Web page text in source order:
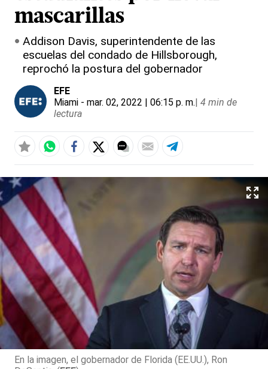
mascarillas
Addison Davis, superintendente de las
escuelas del condado de Hillsborough,
reprochó la postura del gobernador
EFE
Miami - mar. 02, 2022 | 06:15 p. m.| 4 min de
lectura
En la imagen, el gobernador de Florida (EE.UU.), Ron